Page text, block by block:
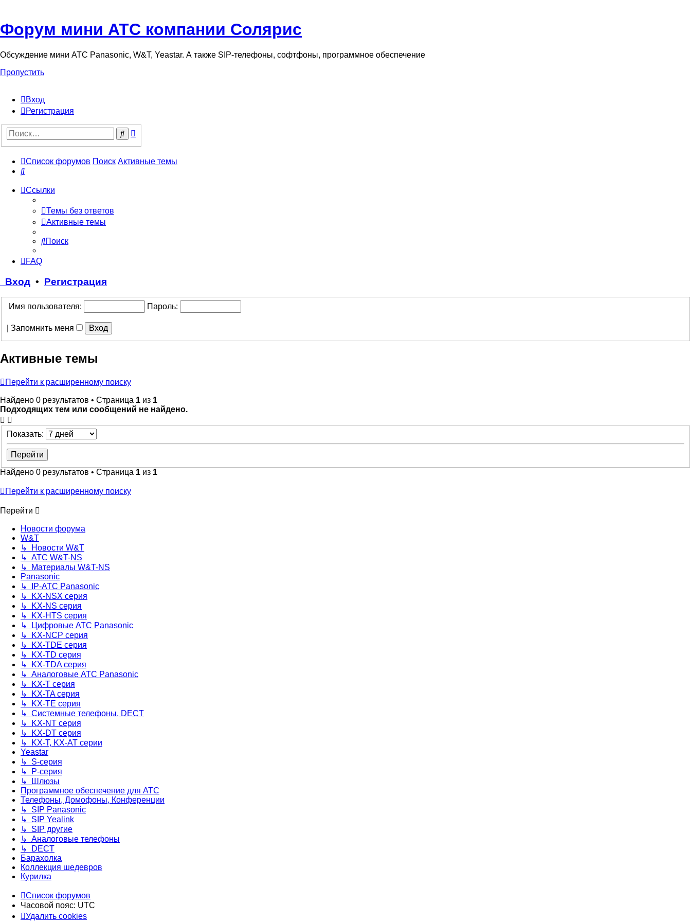
Форум мини АТС компании Солярис
Обсуждение мини АТС Panasonic, W&T, Yeastar. А также SIP-телефоны, софтфоны, программное обеспечение
Пропустить
Вход
Регистрация
Поиск
Список форумов Поиск Активные темы
Поиск
Ссылки
Темы без ответов
Активные темы
Поиск
FAQ
Вход • Регистрация
Имя пользователя: Пароль:
Запомнить меня
Активные темы
Перейти к расширенному поиску
Найдено 0 результатов • Страница 1 из 1
Подходящих тем или сообщений не найдено.
Показать:
Найдено 0 результатов • Страница 1 из 1
Перейти к расширенному поиску
Перейти
Новости форума
W&T
↳ Новости W&T
↳ АТС W&T-NS
↳ Материалы W&T-NS
Panasonic
↳ IP-АТС Panasonic
↳ KX-NSX серия
↳ KX-NS серия
↳ KX-HTS серия
↳ Цифровые АТС Panasonic
↳ KX-NCP серия
↳ KX-TDE серия
↳ KX-TD серия
↳ KX-TDA серия
↳ Аналоговые АТС Panasonic
↳ KX-T серия
↳ KX-TA серия
↳ KX-TE серия
↳ Системные телефоны, DECT
↳ KX-NT серия
↳ KX-DT серия
↳ KX-T, KX-AT серии
Yeastar
↳ S-серия
↳ P-серия
↳ Шлюзы
Программное обеспечение для АТС
Телефоны, Домофоны, Конференции
↳ SIP Panasonic
↳ SIP Yealink
↳ SIP другие
↳ Аналоговые телефоны
↳ DECT
Барахолка
Коллекция шедевров
Курилка
Список форумов
Часовой пояс: UTC
Удалить cookies